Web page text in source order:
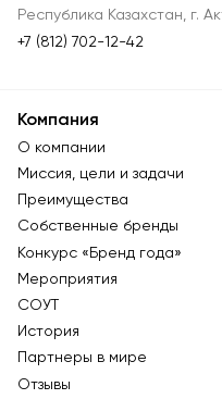
Республика Казахстан, г.
+7 (812) 702-12-42
Компания
О компании
Миссия, цели и задачи
Преимущества
Собственные бренды
Конкурс «Бренд года»
Мероприятия
СОУТ
История
Партнеры в мире
Отзывы